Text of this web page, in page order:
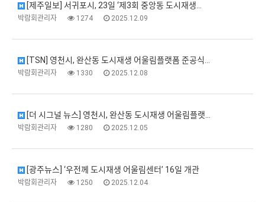
[제주일보] 서귀포시, 23일 ‘제3회 중앙동 도시재생…
박람회관리자 1274 2025.12.09
[TSN] 영천시, 완산동 도시재생 어울림플랫폼 준공식…
박람회관리자 1330 2025.12.08
[더 시그널 뉴스] 영천시, 완산동 도시재생 어울림플랫…
박람회관리자 1280 2025.12.05
[광주뉴스] ‘우전께 도시재생 어울림센터’ 16일 개관
박람회관리자 1250 2025.12.04